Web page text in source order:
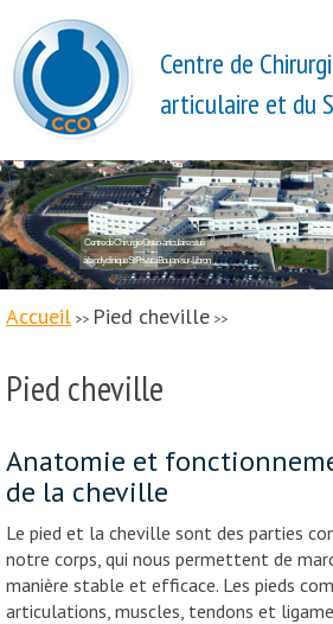
Centre de
articulaire et du
Centre de Chirurgie Ostéo-articulaire situé
à la polyclinique St Privat à Boujan-sur-Libron
Accueil >> Pied cheville >>
Pied cheville
Anatomie et
de la cheville
Le pied et la cheville sont des parties
notre corps, qui nous permettent de
manière stable et efficace. Les pieds
articulations, muscles, tendons et